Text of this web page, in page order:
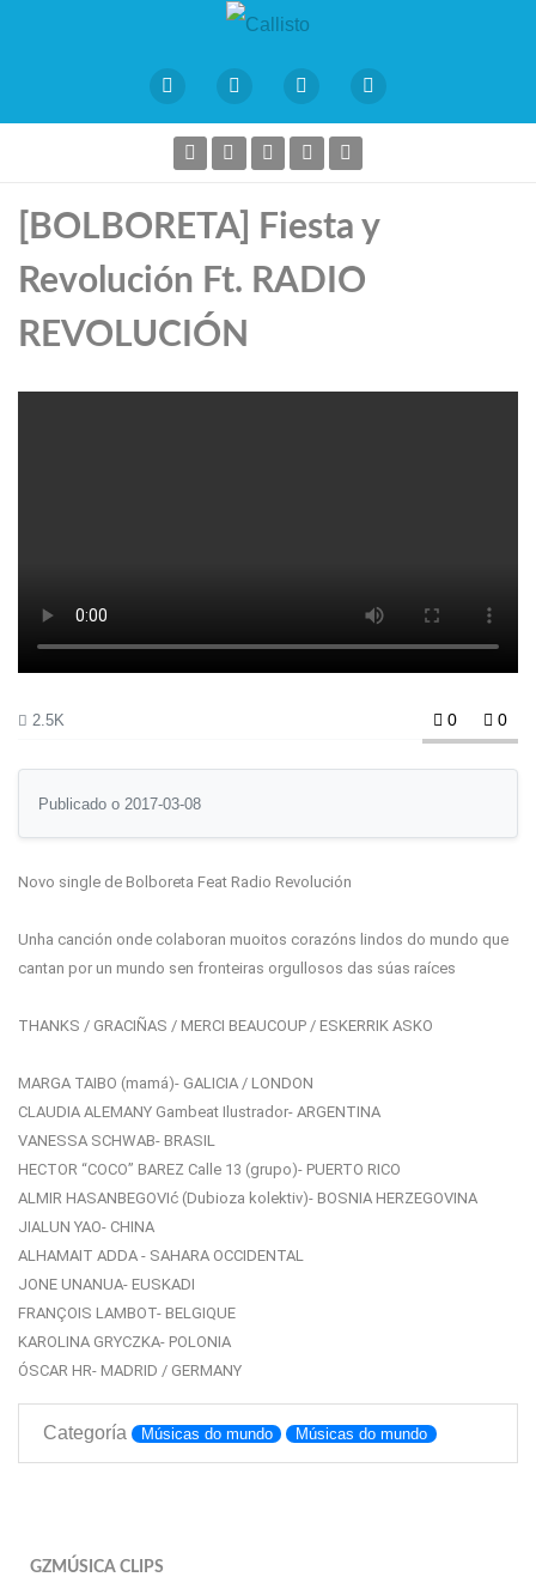
[BOLBORETA] Fiesta y
Revolución Ft. RADIO
REVOLUCIÓN
2.5K 0 0
Publicado o 2017-03-08
Novo single de Bolboreta Feat Radio Revolución
Unha canción onde colaboran muoitos corazóns lindos do mundo que
cantan por un mundo sen fronteiras orgullosos das súas raíces
THANKS / GRACIÑAS / MERCI BEAUCOUP / ESKERRIK ASKO
MARGA TAIBO (mamá)- GALICIA / LONDON
CLAUDIA ALEMANY Gambeat Ilustrador- ARGENTINA
VANESSA SCHWAB- BRASIL
HECTOR “COCO” BAREZ Calle 13 (grupo)- PUERTO RICO
ALMIR HASANBEGOVIć (Dubioza kolektiv)- BOSNIA HERZEGOVINA
JIALUN YAO- CHINA
ALHAMAIT ADDA - SAHARA OCCIDENTAL
JONE UNANUA- EUSKADI
FRANÇOIS LAMBOT- BELGIQUE
KAROLINA GRYCZKA- POLONIA
ÓSCAR HR- MADRID / GERMANY
Categoría Músicas do mundo Músicas do mundo
GZMÚSICA CLIPS